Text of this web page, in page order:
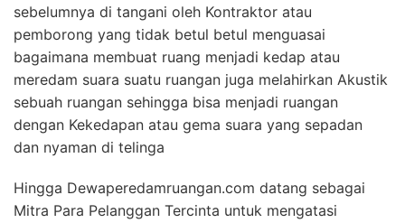
sebelumnya di tangani oleh Kontraktor atau
pemborong yang tidak betul betul menguasai
bagaimana membuat ruang menjadi kedap atau
meredam suara suatu ruangan juga melahirkan Akustik
sebuah ruangan sehingga bisa menjadi ruangan
dengan Kekedapan atau gema suara yang sepadan
dan nyaman di telinga
Hingga Dewaperedamruangan.com datang sebagai
Mitra Para Pelanggan Tercinta untuk mengatasi